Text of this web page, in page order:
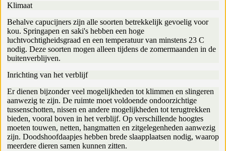
Klimaat
Behalve capucijners zijn alle soorten betrekkelijk gevoelig voor
kou. Springapen en saki's hebben een hoge
luchtvochtigheidsgraad en een temperatuur van minstens 23 C
nodig. Deze soorten mogen alleen tijdens de zomermaanden in de
buitenverblijven.
Inrichting van het verblijf
Er dienen bijzonder veel mogelijkheden tot klimmen en slingeren
aanwezig te zijn. De ruimte moet voldoende ondoorzichtige
tussenschotten, nissen en andere mogelijkheden tot terugtrekken
bieden, vooral boven in het verblijf. Op verschillende hoogtes
moeten touwen, netten, hangmatten en zitgelegenheden aanwezig
zijn. Doodshoofdaapjes hebben brede slaapplaatsen nodig, waarop
meerdere dieren samen kunnen zitten.